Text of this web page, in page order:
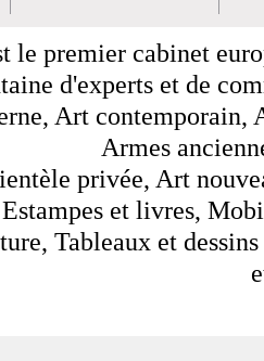
le premier cabinet
d'experts et de
Art contemporain,
Armes
privée, Art
Estampes et livres,
Tableaux et